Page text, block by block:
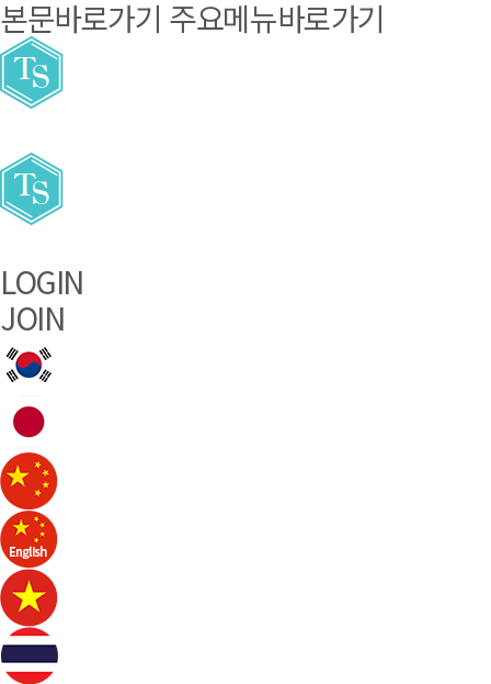
본문바로가기 주요메뉴바로가기
LOGIN
JOIN